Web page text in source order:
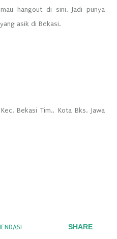
hangout di sini. Jadi punya
asik di Bekasi.
Bekasi Tim., Kota Bks, Jawa
SHARE